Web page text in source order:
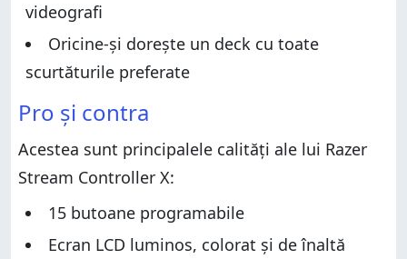
videografi
Oricine-și dorește un deck cu toate
scurtăturile preferate
Pro și contra
Acestea sunt principalele calități ale lui Razer
Stream Controller X:
15 butoane programabile
Ecran LCD luminos, colorat și de înaltă